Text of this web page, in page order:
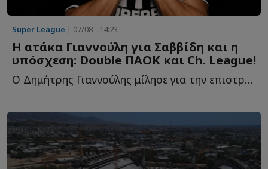
Super League | 07/08 - 14:23
Η ατάκα Γιαννούλη για Σαββίδη και η
υπόσχεση: Double ΠΑΟΚ και Ch. League!
Ο Δημήτρης Γιαννούλης μίλησε για την επιστροφή του σ...